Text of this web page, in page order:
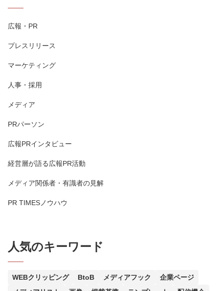
広報・PR
プレスリリース
マーケティング
人事・採用
メディア
PRパーソン
広報PRインタビュー
経営層が語る広報PR活動
メディア関係者・有識者の見解
PR TIMESノウハウ
人気のキーワード
WEBクリッピング BtoB メディアフック
企業ページ